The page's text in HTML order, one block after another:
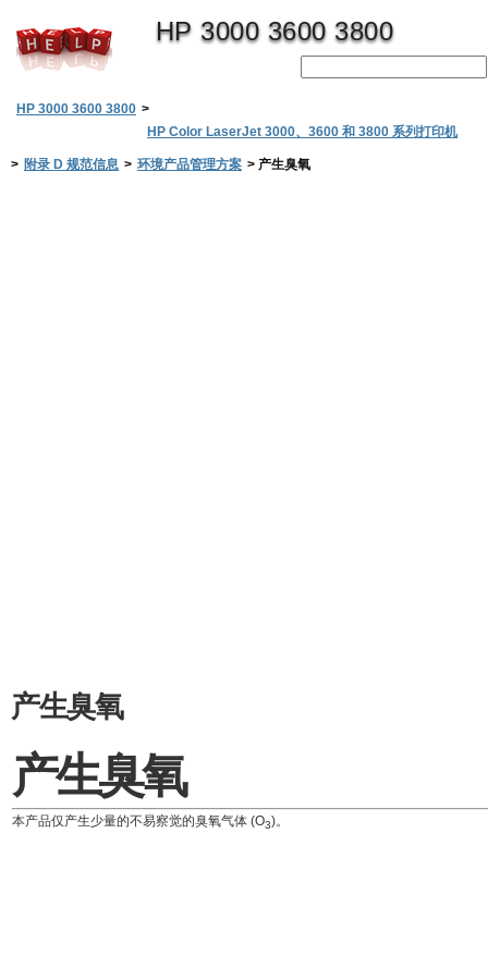
HP 3000 3600 3800
HP 3000 3600 3800 >
HP Color LaserJet 3000、3600 和 3800 系列打印机
> 附录 D 规范信息 > 环境产品管理方案 > 产生臭氧
产生臭氧
产生臭氧
本产品仅产生少量的不易察觉的臭氧气体 (O3)。